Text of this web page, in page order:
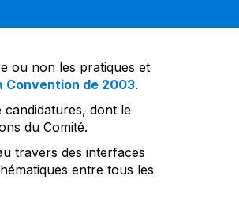
ou non les pratiques et
Convention de 2003.
dont le
du Comité.
travers des interfaces
entre tous les